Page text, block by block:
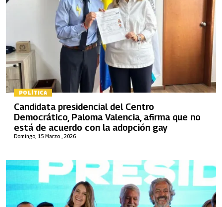
POLÍTICA
Domingo, 15 Marzo , 2026
Candidata presidencial del Centro
Democrático, Paloma Valencia, afirma que no
está de acuerdo con la adopción gay